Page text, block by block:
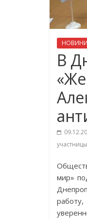
НОВИНИ
В
участницы
мир»